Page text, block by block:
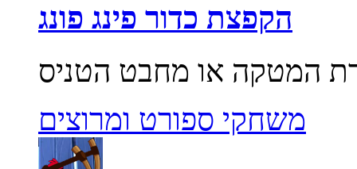
הקפצת כדור פינג פונג
משחקי ספורט ומרוצים